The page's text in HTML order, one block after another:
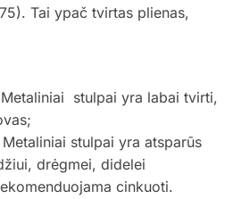
Tai ypač tvirtas plienas,
stulpai yra labai tvirti,
stulpai yra atsparūs
drėgmei, didelei
cinkuoti.